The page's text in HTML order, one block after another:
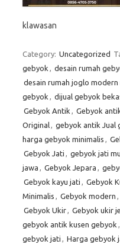
klawasan
Category: Uncategorized
gebyok , desain rumah
desain rumah joglo modern
gebyok , dijual gebyok
Gebyok Antik , Gebyok
Original, gebyok antik Jual
harga gebyok minimalis ,
Gebyok Jati , gebyok jati
jawa , Gebyok Jepara ,
Gebyok kayu jati , Gebyok
Minimalis , Gebyok modern ,
Gebyok Ukir, Gebyok ukir
gebyok antik kusen gebyok ,
gebyok jati , Harga gebyok